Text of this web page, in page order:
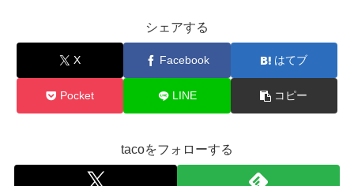
シェアする
X Facebook はてブ
Pocket LINE コピー
tacoをフォローする